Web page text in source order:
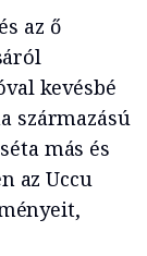
az ő
kevésbé
származású
más és
az Uccu